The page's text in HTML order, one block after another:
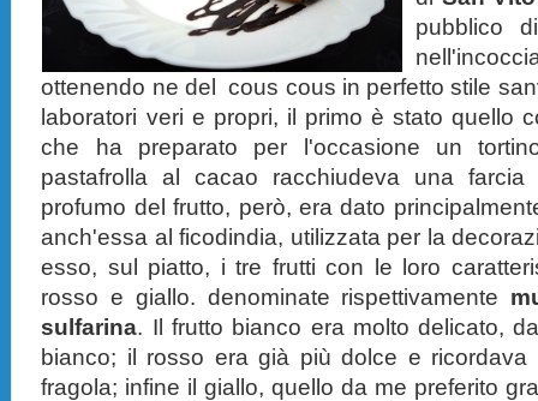
pubblico
ottenendo ne del cous cous in perfetto stile
laboratori veri e propri, il primo è stato quello
che ha preparato per l'occasione un
pastafrolla al cacao racchiudeva una
profumo del frutto, però, era dato
anch'essa al ficodindia, utilizzata per la
esso, sul piatto, i tre frutti con le loro
rosso e giallo. denominate rispettivamente
sulfarina. Il frutto bianco era molto delicato,
bianco; il rosso era già più dolce e
fragola; infine il giallo, quello da me preferito